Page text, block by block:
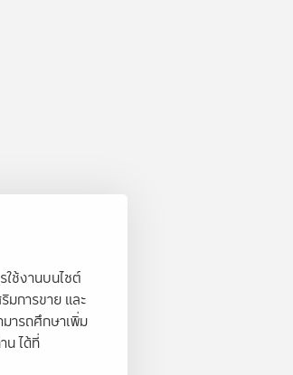
ช้งานบนไซต์
มการขาย และ
ารถศึกษาเพิ่ม
น ได้ที่